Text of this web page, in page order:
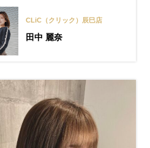
CLiC（クリック）辰巳店
田中 麗奈